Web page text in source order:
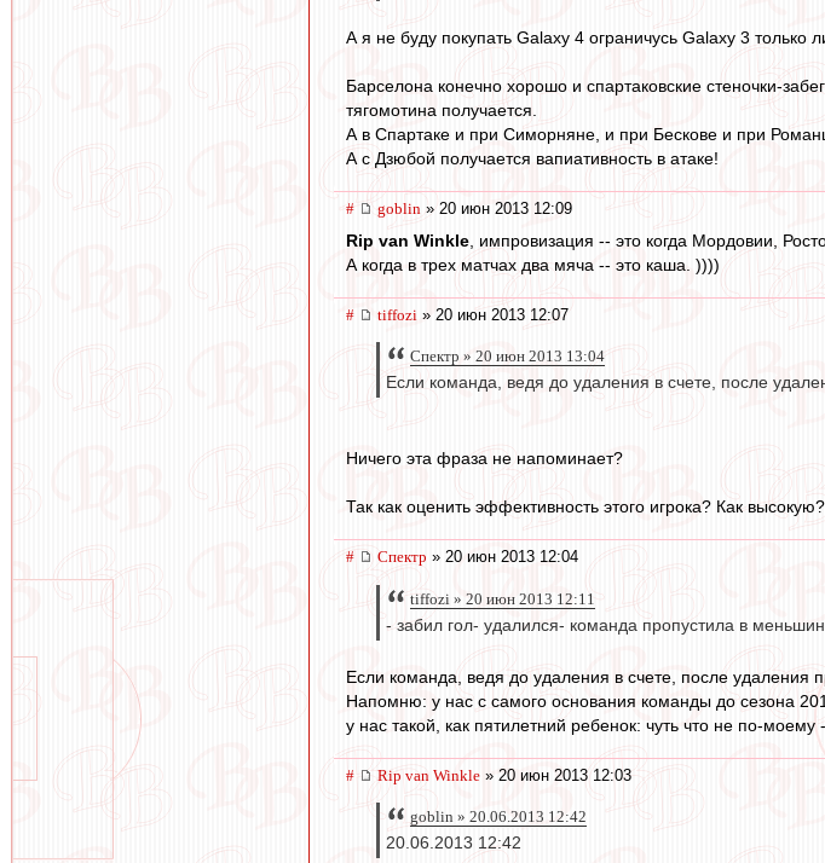
А я не буду покупать Galaxy 4 ограничусь Galaxy 3 только
Барселона конечно хорошо и спартаковские стеночки-
тягомотина получается.
А в Спартаке и при Симорняне, и при Бескове и при
А с Дзюбой получается вапиативность в атаке!
# goblin » 20 июн 2013 12:09
Rip van Winkle , импровизация -- это когда Мордовии,
А когда в трех матчах два мяча -- это каша. ))))
# tiffozi » 20 июн 2013 12:07
Спектр » 20 июн 2013 13:04
Если команда, ведя до удаления в счете, после
Ничего эта фраза не напоминает?
Так как оценить эффективность этого игрока? Как высокую?
# Спектр » 20 июн 2013 12:04
tiffozi » 20 июн 2013 12:11
- забил гол- удалился- команда пропустила в
Если команда, ведя до удаления в счете, после удаления
Напомню: у нас с самого основания команды до сезона
у нас такой, как пятилетний ребенок: чуть что не по-моему
# Rip van Winkle » 20 июн 2013 12:03
goblin » 20.06.2013 12:42
20.06.2013 12:42